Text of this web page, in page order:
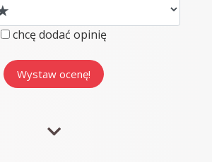
chcę dodać opinię